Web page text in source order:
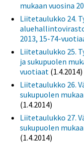
mukaan vuosina
Liitetaulukko 24.
2013, 15-74-
Liitetaulukko 25.
ja sukupuolen
vuotiaat (1.4.2014)
Liitetaulukko 26.
sukupuolen
(1.4.2014)
Liitetaulukko 27.
sukupuolen
(1.4.2014)